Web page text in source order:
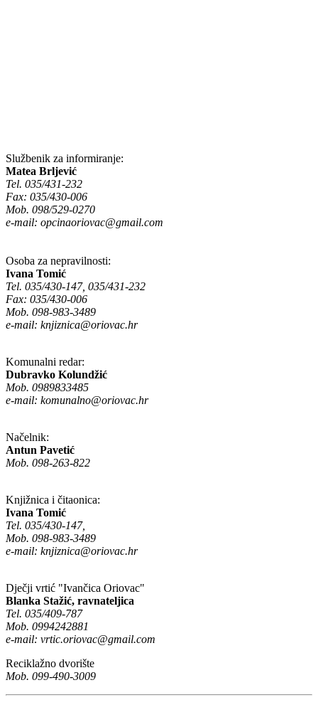
Službenik za informiranje:
Matea Brljević
Tel. 035/431-232
Fax: 035/430-006
Mob. 098/529-0270
e-mail: opcinaoriovac@gmail.com
Osoba za nepravilnosti:
Ivana Tomić
Tel. 035/430-147, 035/431-232
Fax: 035/430-006
Mob. 098-983-3489
e-mail: knjiznica@oriovac.hr
Komunalni redar:
Dubravko Kolundžić
Mob. 0989833485
e-mail: komunalno@oriovac.hr
Načelnik:
Antun Pavetić
Mob. 098-263-822
Knjižnica i čitaonica:
Ivana Tomić
Tel. 035/430-147,
Mob. 098-983-3489
e-mail: knjiznica@oriovac.hr
Dječji vrtić "Ivančica Oriovac"
Blanka Stažić, ravnateljica
Tel. 035/409-787
Mob. 0994242881
e-mail: vrtic.oriovac@gmail.com
Reciklažno dvorište
Mob. 099-490-3009